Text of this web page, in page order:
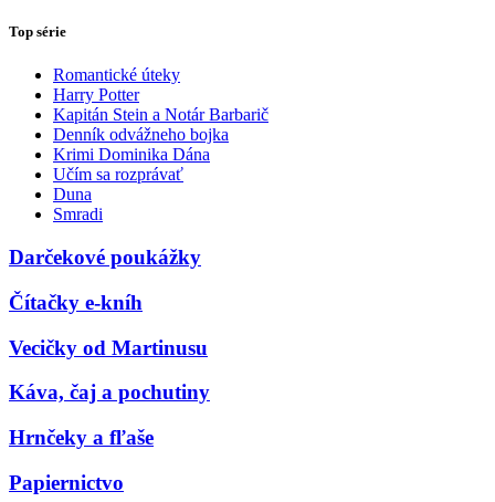
Top série
Romantické úteky
Harry Potter
Kapitán Stein a Notár Barbarič
Denník odvážneho bojka
Krimi Dominika Dána
Učím sa rozprávať
Duna
Smradi
Darčekové poukážky
Čítačky e-kníh
Vecičky od Martinusu
Káva, čaj a pochutiny
Hrnčeky a fľaše
Papiernictvo